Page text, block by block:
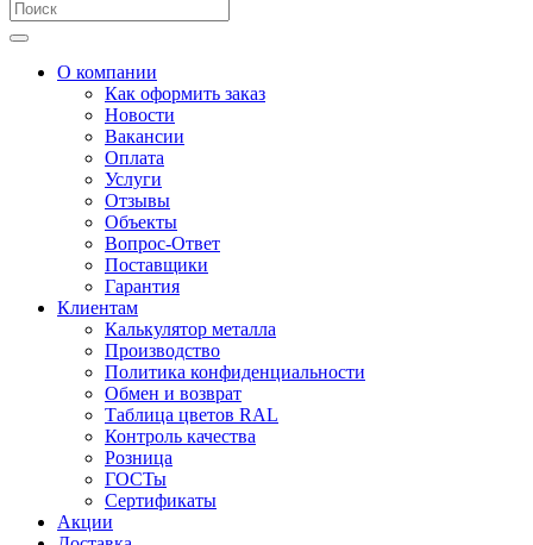
О компании
Как оформить заказ
Новости
Вакансии
Оплата
Услуги
Отзывы
Объекты
Вопрос-Ответ
Поставщики
Гарантия
Клиентам
Калькулятор металла
Производство
Политика конфиденциальности
Обмен и возврат
Таблица цветов RAL
Контроль качества
Розница
ГОСТы
Сертификаты
Акции